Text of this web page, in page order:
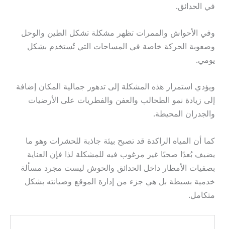
في الحدائق.
وفي الأحواش والممرات تظهر مشكلة تشكل الطين والوحل
وصعوبة الحركة خاصة في المساحات التي تُستخدم بشكل
يومي.
ويؤدي استمرار هذه المشكلة إلى تدهور جمالية المكان إضافة
إلى زيادة نمو الطحالب والعفن والفطريات على الأرضيات
والجدران المحيطة.
كما أن المياه الراكدة قد تصبح بيئة جاذبة للحشرات وهو ما
يضيف بُعدًا صحيًا غير مرغوب فيه للمشكلة لذا فإن العناية
بصفيات الأمطار داخل الحدائق والحوش ليست مجرد مسألة
خدمية بسيطة بل هي جزء من إدارة الموقع وصيانته بشكل
متكامل.